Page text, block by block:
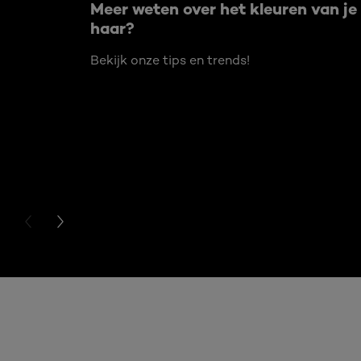
Meer weten over het kleuren van je
haar?
Bekijk onze tips en trends!
PREVIOUS CARD
NEXT CARD